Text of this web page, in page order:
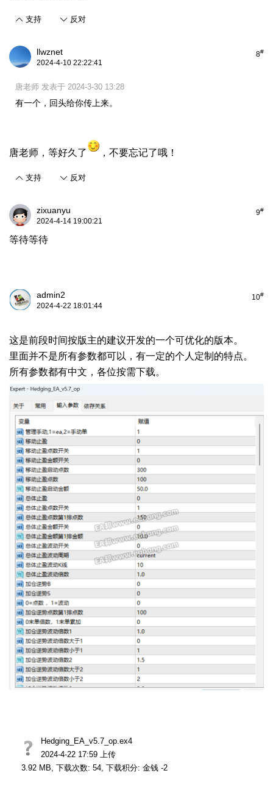
支持 反对
8#
llwznet
2024-4-10 22:22:41
唐老师 发表于 2024-3-30 13:28
有一个，回头给你传上来。
唐老师，等好久了 ，不要忘记了哦！
支持 反对
9#
zixuanyu
2024-4-14 19:00:21
等待等待
10#
admin2
2024-4-22 18:01:44
这是前段时间按版主的建议开发的一个可优化的版本。
里面并不是所有参数都可以，有一定的个人定制的特点。
所有参数都有中文，各位按需下载。
Hedging_EA_v5.7_op.ex4
2024-4-22 17:59 上传
3.92 MB, 下载次数: 54, 下载积分: 金钱 -2